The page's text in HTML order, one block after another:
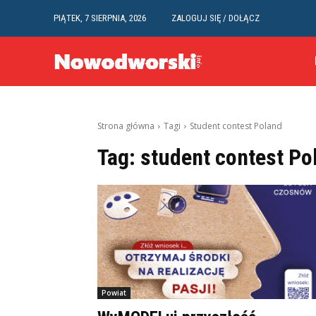
PIĄTEK, 7 SIERPNIA, 2026 ZALOGUJ SIĘ / DOŁĄCZ
Strona główna Tagi Student contest Poland
Tag: student contest
Powiat